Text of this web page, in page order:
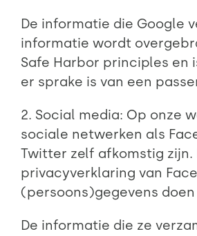
De informatie die Google
informatie wordt
Safe Harbor principles en
er sprake is van een
2. Social media: Op onze
sociale netwerken als
Twitter zelf afkomstig zijn.
privacyverklaring van
(persoons)gegevens
De informatie die ze